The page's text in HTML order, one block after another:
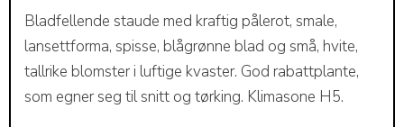
Bladfellende staude med kraftig pålerot, smale,
lansettforma, spisse, blågrønne blad og små, hvite,
tallrike blomster i luftige kvaster. God rabattplante,
som egner seg til snitt og tørking. Klimasone H5.